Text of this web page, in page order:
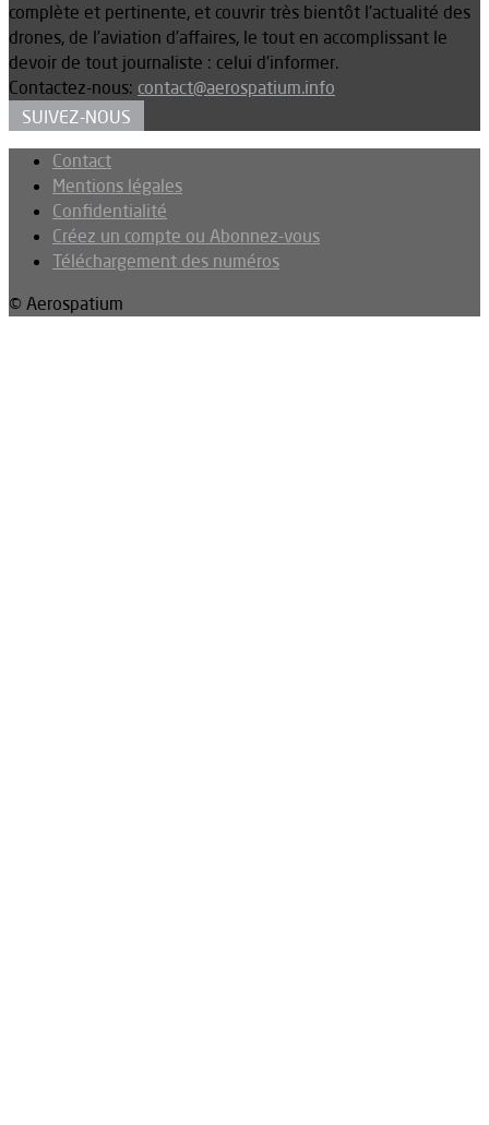
complète et pertinente, et couvrir très bientôt l’actualité des
drones, de l’aviation d’affaires, le tout en accomplissant le
devoir de tout journaliste : celui d’informer.
Contactez-nous: contact@aerospatium.info
SUIVEZ-NOUS
Contact
Mentions légales
Confidentialité
Créez un compte ou Abonnez-vous
Téléchargement des numéros
© Aerospatium